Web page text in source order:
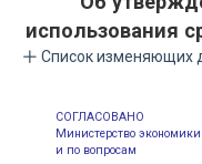
использования
Список изменяющих
СОГЛАСОВАНО
Министерство экономики
и по вопросам